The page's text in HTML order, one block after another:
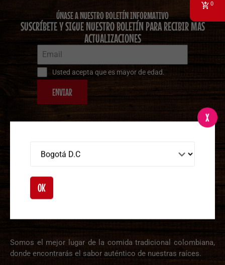
ÚNASE A NUESTRO BOLETÍN INFORMATIVO
SUSCRÍBETE Y SIGUE NUESTRO BOLETÍN PARA RECIBIR MÁS
ACTUALIZACIONES
Usted acepta que es mayor de edad.
ENVIAR
Somos el mejor lugar de la comida tradicional colombiana,
donde encontrarás el sabor auténtico de nuestras raíces.
OK
X
0